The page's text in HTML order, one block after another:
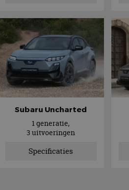
Subaru Uncharted
1 generatie,
3 uitvoeringen
Specificaties